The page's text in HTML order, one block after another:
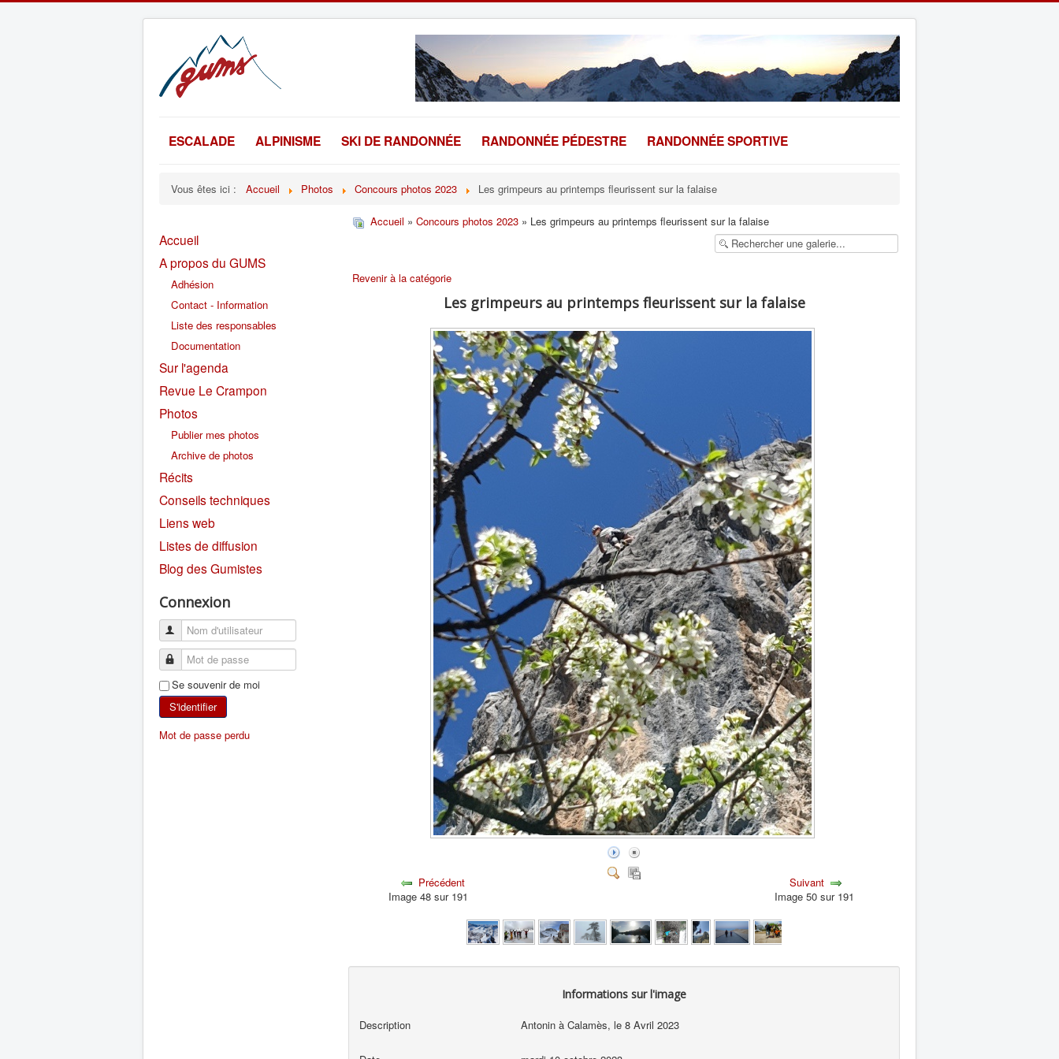
ESCALADE ALPINISME SKI DE RANDONNÉE RANDONNÉE PÉDESTRE RANDONNÉE SPORTIVE
Vous êtes ici : Accueil Photos Concours photos 2023 Les grimpeurs au printemps fleurissent sur la falaise
Accueil
A propos du GUMS
Adhésion
Contact - Information
Liste des responsables
Documentation
Sur l'agenda
Revue Le Crampon
Photos
Publier mes photos
Archive de photos
Récits
Conseils techniques
Liens web
Listes de diffusion
Blog des Gumistes
Connexion
Se souvenir de moi
S'identifier
Mot de passe perdu
Accueil » Concours photos 2023 » Les grimpeurs au printemps fleurissent sur la falaise
Revenir à la catégorie
Les grimpeurs au printemps fleurissent sur la falaise
Précédent
Image 48 sur 191
Suivant
Image 50 sur 191
Informations sur l'image
Description Antonin à Calamès, le 8 Avril 2023